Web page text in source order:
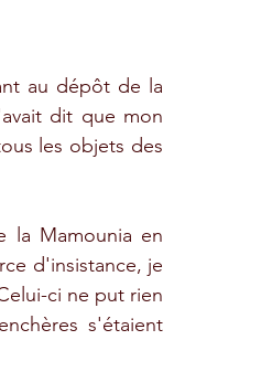
au dépôt de la
dit que mon
les objets des
la Mamounia en
d'insistance, je
ci ne put rien
s'étaient